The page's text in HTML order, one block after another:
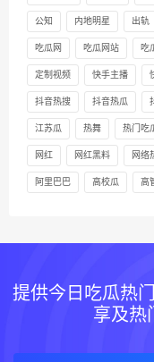
公知 内地明星 出轨
吃瓜网 吃瓜网站 吃
定制视频 快手主播
抖音热搜 抖音热瓜
江苏瓜 热舞 热门吃
网红 网红黑料 网络
阿里巴巴 高校瓜 高
提供今日吃瓜热
享及热